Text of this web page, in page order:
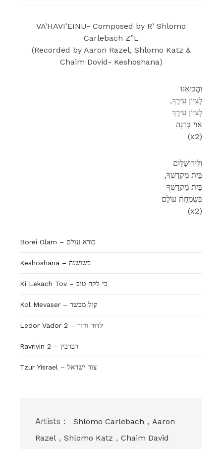
VA’HAVI’EINU- Composed by R’ Shlomo
Carlebach Z”L
(Recorded by Aaron Razel, Shlomo Katz &
Chaim Dovid- Keshoshana)
וַהֲבִיאֵנוּ
,לְצִיוֹן עִירְךָ
לְצִיוֹן עִירְךָ
אוֹי בְּרִנָה
(x2)
וְלִירוּשָׁלַיִם
,בֵּית מִקְדָשְׁךָ
בֵּית מִקְדָשְׁךָ
בְּשִׂמְחַת עוֹלָם
(x2)
Borei Olam – בורא עולם
Keshoshana – כשושנה
Ki Lekach Tov – כי לקח טוב
Kol Mevaser – קול מבשר
Ledor Vador 2 – לדור ודור
Ravrivin 2 – רברבין
Tzur Yisrael – צור ישראל
Artists : Shlomo Carlebach , Aaron
Razel , Shlomo Katz , Chaim David